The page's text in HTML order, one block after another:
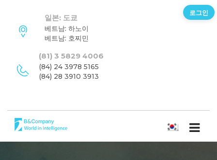
일본: 도쿄
베트남: 하노이
베트남: 호찌민
(81) 3 5829 4006
(84) 24 3978 5165
(84) 28 3910 3913
한국어
로그인